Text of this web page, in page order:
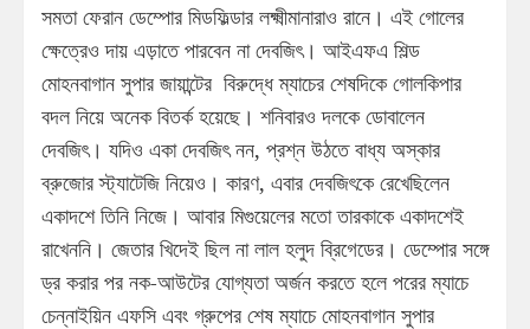
সমতা ফেরান ডেম্পোর মিডফিল্ডার লক্ষ্মীমানারাও রানে। এই গোলের
ক্ষেত্রেও দায় এড়াতে পারবেন না দেবজিৎ। আইএফএ শিল্ড
মোহনবাগান সুপার জায়ান্টের বিরুদ্ধে ম্যাচের শেষদিকে গোলকিপার
বদল নিয়ে অনেক বিতর্ক হয়েছে। শনিবারও দলকে ডোবালেন
দেবজিৎ। যদিও একা দেবজিৎ নন, প্রশ্ন উঠতে বাধ্য অস্কার
ব্রুজোর স্ট্যাটেজি নিয়েও। কারণ, এবার দেবজিৎকে রেখেছিলেন
একাদশে তিনি নিজে। আবার মিগুয়েলের মতো তারকাকে একাদশেই
রাখেননি। জেতার খিদেই ছিল না লাল হলুদ ব্রিগেডের। ডেম্পোর সঙ্গে
ড্র করার পর নক-আউটের যোগ্যতা অর্জন করতে হলে পরের ম্যাচে
চেন্নাইয়িন এফসি এবং গ্রুপের শেষ ম্যাচে মোহনবাগান সুপার